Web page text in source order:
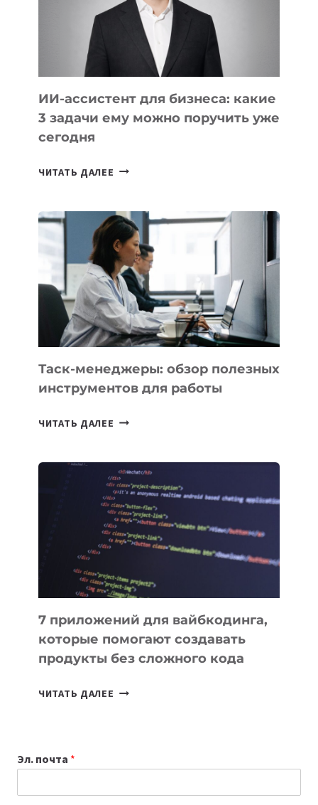
ОБРАЗОВАНИЕ
ТАДЖИКИСТАНА
ИИ-ассистент для бизнеса: какие
3 задачи ему можно поручить уже
сегодня
ЧИТАТЬ ДАЛЕЕ ИИ-
БИЗНЕСА:
КАКИЕ
3
ЗАДАЧИ
ЕМУ
МОЖНО
ПОРУЧИТЬ
УЖЕ
СЕГОДНЯ
Таск-менеджеры: обзор полезных
инструментов для работы
ЧИТАТЬ ДАЛЕЕ ТАСК-
ПОЛЕЗНЫХ
ИНСТРУМЕНТОВ
ДЛЯ
РАБОТЫ
7 приложений для вайбкодинга,
которые помогают создавать
продукты без сложного кода
ЧИТАТЬ ДАЛЕЕ
СОЗДАВАТЬ
Эл. почта *